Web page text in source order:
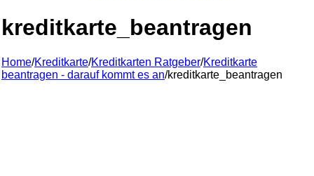
kreditkarte_beantragen
Home/Kreditkarte/Kreditkarten Ratgeber/Kreditkarte
beantragen - darauf kommt es an/kreditkarte_beantragen